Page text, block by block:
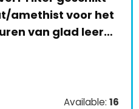
amethist voor het
van glad leer…
Available: 16